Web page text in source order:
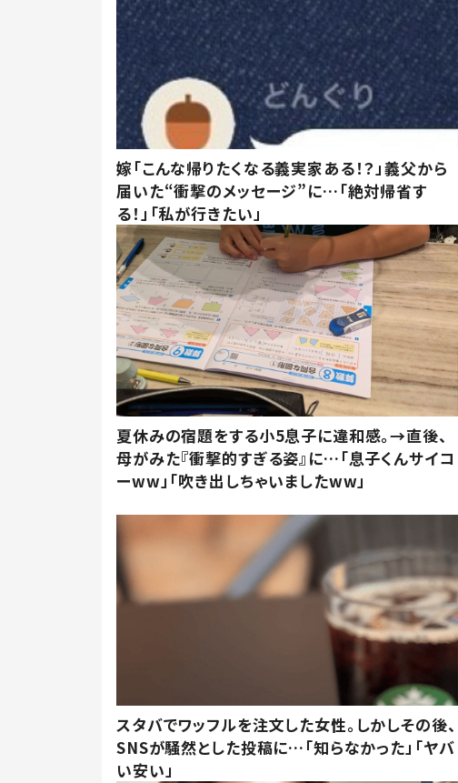
嫁「こんな帰りたくなる義実家ある！？」義父から
届いた“衝撃のメッセージ”に…「絶対帰省す
る！」「私が行きたい」
夏休みの宿題をする小5息子に違和感。→直後、
母がみた『衝撃的すぎる姿』に…「息子くんサイコ
ーww」「吹き出しちゃいましたww」
スタバでワッフルを注文した女性。しかしその後、
SNSが騒然とした投稿に…「知らなかった」「ヤバ
い安い」